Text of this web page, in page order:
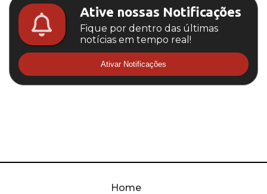
Ative nossas Notificações
Fique por dentro das últimas
notícias em tempo real!
Ativar Notificações
Home